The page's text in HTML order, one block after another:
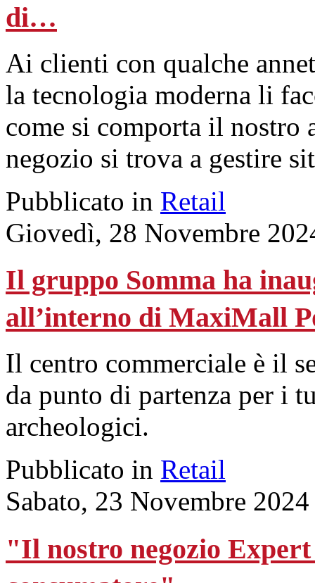
di…
Ai clienti con qualche
la tecnologia moderna li
come si comporta il nostro
negozio si trova a gestire
Pubblicato in Retail
Giovedì, 28 Novembre
Il gruppo Somma ha
all’interno di MaxiMall
Il centro commerciale è il
da punto di partenza per i
archeologici.
Pubblicato in Retail
Sabato, 23 Novembre
"Il nostro negozio